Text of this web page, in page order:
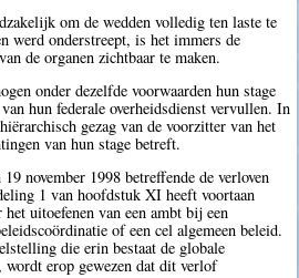
om de wedden volledig ten laste te
werd onderstreept, is het immers de
de organen zichtbaar te maken.
onder dezelfde voorwaarden hun stage
hun federale overheidsdienst vervullen. In
gezag van de voorzitter van het
van hun stage betreft.
november 1998 betreffende de verloven
1 van hoofdstuk XI heeft voortaan
uitoefenen van een ambt bij een
of een cel algemeen beleid.
die erin bestaat de globale
wordt erop gewezen dat dit verlof